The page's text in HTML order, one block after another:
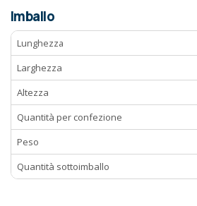
Imballo
Lunghezza
Larghezza
Altezza
Quantità per confezione
Peso
Quantità sottoimballo